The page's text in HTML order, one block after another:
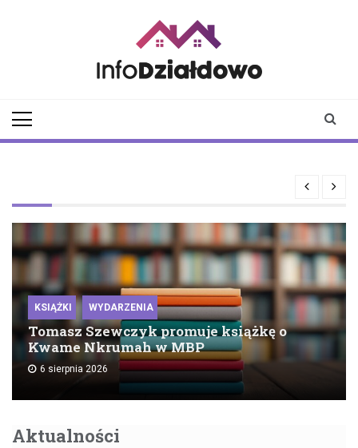
KSIĄŻKI WYDARZENIA
Tomasz Szewczyk promuje książkę o
Kwame Nkrumah w MBP
6 sierpnia 2026
Aktualności